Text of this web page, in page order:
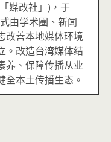
媒改社」)，于
由学术圈、新闻
改善本地媒体环境
。改造台湾媒体结
养、保障传播从业
全本土传播生态。